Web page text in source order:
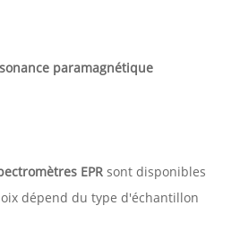
paramagnétique
EPR sont disponibles
dépend du type d'échantillon